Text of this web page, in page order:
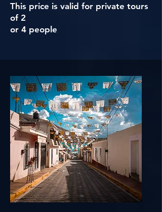
This price is valid for private tours
of 2
or 4 people